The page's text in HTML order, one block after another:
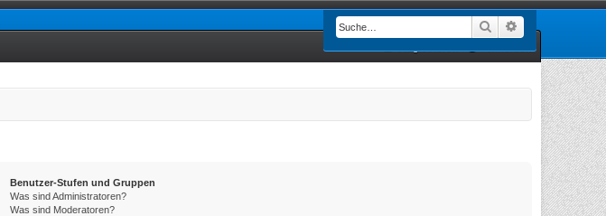
Suche
Benutzer-Stufen und Gruppen
Was sind Administratoren?
Was sind Moderatoren?